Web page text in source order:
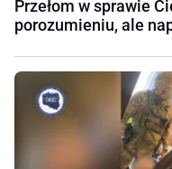
Przełom w sprawie
porozumieniu, ale